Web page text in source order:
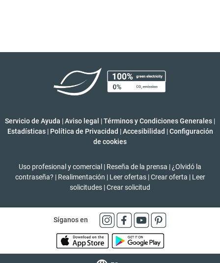
Servicio de Ayuda |Aviso legal |Términos y Condiciones Generales |
Estadísticas | Política de Privacidad | Accesibilidad | Configuración
de cookies
Uso profesional y comercial | Reseña de la prensa | ¿Olvidó la
contraseña? | Realimentación | Leer ofertas | Crear oferta | Leer
solicitudes |Crear solicitud
Síganos en